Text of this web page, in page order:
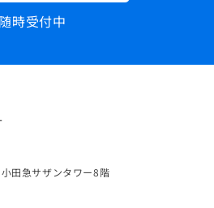
随時受付中
田急サザンタワー8階